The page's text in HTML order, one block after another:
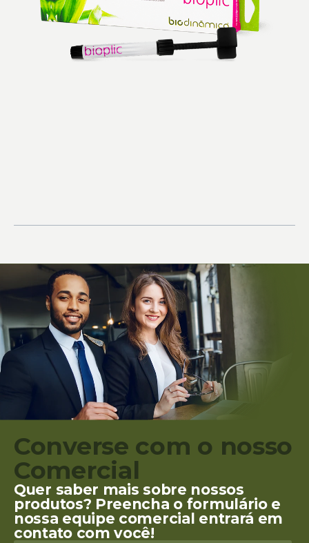
Converse com o nosso
Comercial
Quer saber mais sobre nossos
produtos? Preencha o formulário e
nossa equipe comercial entrará em
contato com você!